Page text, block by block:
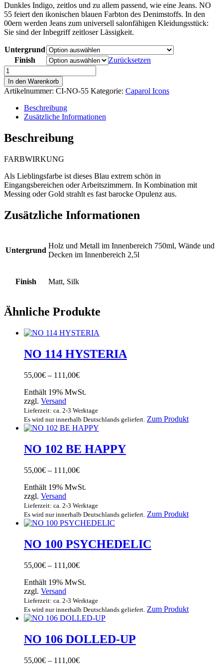
Dunkles Indigo, zeitlos und zu allem passend, wie eine Jeans. NO
55 feiert den ikonischen blauen Farbton des Denimstoffs. In den
00ern werden Jeans zum universell salonfähigen Kleidungsstück:
Sie sind der Inbegriff zeitloser Lässigkeit.
Untergrund
Finish
Zurücksetzen
NO
55
DENIM
Menge
In den Warenkorb
Artikelnummer: CI-NO-55 Kategorie: Caparol Icons
Beschreibung
Zusätzliche Informationen
Beschreibung
FARBWIRKUNG
Als Lieblingsfarbe ist dieses Blau extrem schön in
Eingangsbereichen oder Arbeitszimmern. In Kombination mit
Messing oder Gold strahlt es fast barocke Opulenz aus.
Zusätzliche Informationen
Untergrund
Holz und Metall im Innenbereich 750ml, Wände und
Decken im Innenbereich 2,5l
Finish Matt, Silk
Ähnliche Produkte
NO 114 HYSTERIA
55,00€ – 111,00€Preisspanne:
bis
Enthält 19% MwSt.
zzgl. Versand
Lieferzeit: ca. 2-3 Werktage
Es wird nur innerhalb Deutschlands geliefert. Zum ProduktDieses
NO 102 BE HAPPY
55,00€ – 111,00€Preisspanne:
bis
Enthält 19% MwSt.
zzgl. Versand
Lieferzeit: ca. 2-3 Werktage
Es wird nur innerhalb Deutschlands geliefert. Zum ProduktDieses
NO 100 PSYCHEDELIC
55,00€ – 111,00€Preisspanne:
bis
Enthält 19% MwSt.
zzgl. Versand
Lieferzeit: ca. 2-3 Werktage
Es wird nur innerhalb Deutschlands geliefert. Zum ProduktDieses
NO 106 DOLLED-UP
55,00€ – 111,00€Preisspanne: